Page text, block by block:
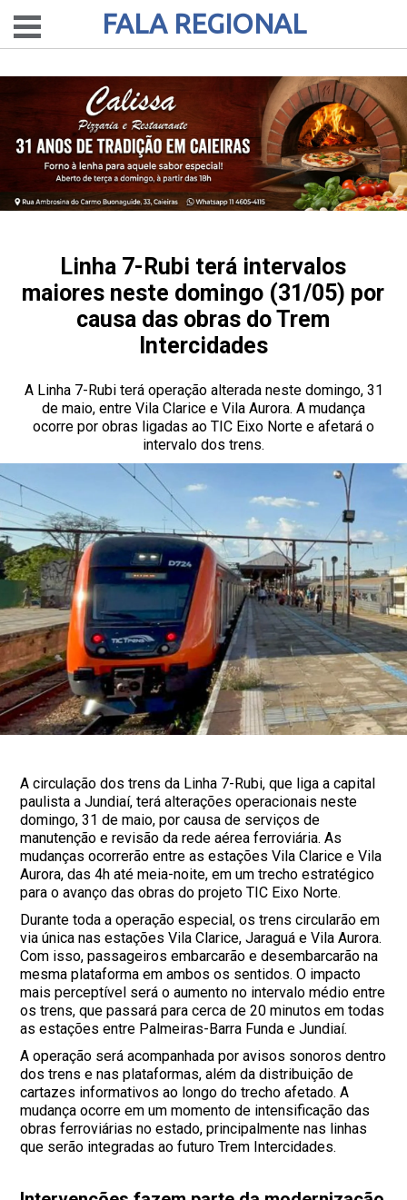
FALA REGIONAL
Linha 7-Rubi terá intervalos
maiores neste domingo (31/05) por
causa das obras do Trem
Intercidades
A Linha 7-Rubi terá operação alterada neste domingo, 31
de maio, entre Vila Clarice e Vila Aurora. A mudança
ocorre por obras ligadas ao TIC Eixo Norte e afetará o
intervalo dos trens.
A circulação dos trens da Linha 7-Rubi, que liga a capital
paulista a Jundiaí, terá alterações operacionais neste
domingo, 31 de maio, por causa de serviços de
manutenção e revisão da rede aérea ferroviária. As
mudanças ocorrerão entre as estações Vila Clarice e Vila
Aurora, das 4h até meia-noite, em um trecho estratégico
para o avanço das obras do projeto TIC Eixo Norte.
Durante toda a operação especial, os trens circularão em
via única nas estações Vila Clarice, Jaraguá e Vila Aurora.
Com isso, passageiros embarcarão e desembarcarão na
mesma plataforma em ambos os sentidos. O impacto
mais perceptível será o aumento no intervalo médio entre
os trens, que passará para cerca de 20 minutos em todas
as estações entre Palmeiras-Barra Funda e Jundiaí.
A operação será acompanhada por avisos sonoros dentro
dos trens e nas plataformas, além da distribuição de
cartazes informativos ao longo do trecho afetado. A
mudança ocorre em um momento de intensificação das
obras ferroviárias no estado, principalmente nas linhas
que serão integradas ao futuro Trem Intercidades.